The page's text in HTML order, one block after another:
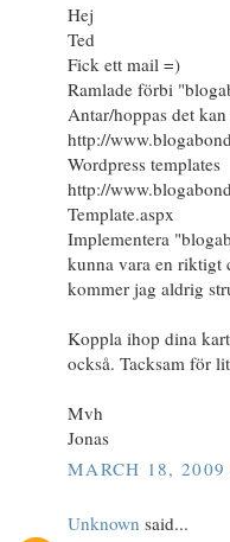
Hej
Ted
Fick ett mail =)
Ramlade förbi
Antar/hoppas det
http://
Wordpress templates
http://
Template.aspx
Implementera
kunna vara en riktigt
kommer jag aldrig
Koppla ihop dina
också. Tacksam för
Mvh
Jonas
MARCH 18,
Unknown said...